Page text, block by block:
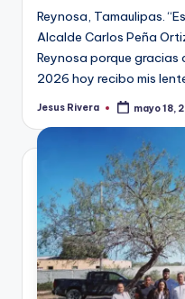
Reynosa, Tamaulipas.
Alcalde Carlos Peña
Reynosa porque gracias
2026 hoy recibo mis
Publicado
Jesus Rivera mayo 18,